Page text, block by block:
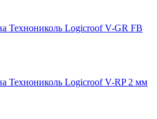
Технониколь Logicroof V-GR FB
Технониколь Logicroof V-RP 2 мм